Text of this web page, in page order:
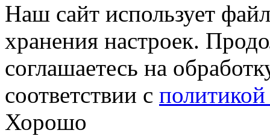
Наш сайт использует
хранения настроек.
соглашаетесь на
соответствии с
Хорошо